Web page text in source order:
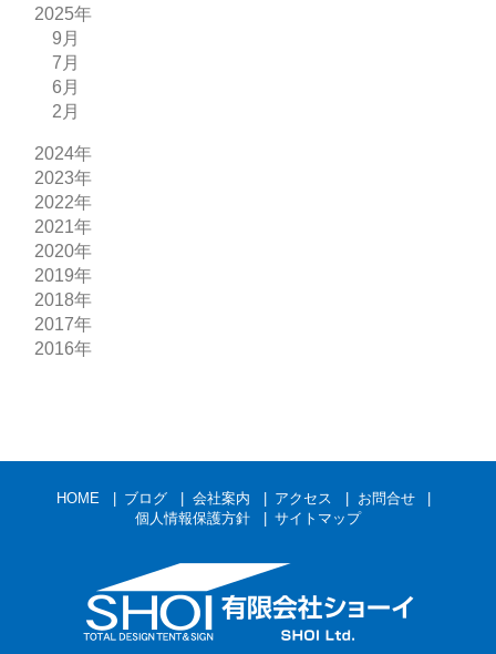
2025年
9月
7月
6月
2月
2024年
2023年
2022年
2021年
2020年
2019年
2018年
2017年
2016年
HOME ブログ 会社案内 アクセス
お問合せ
個人情報保護方針
サイトマップ